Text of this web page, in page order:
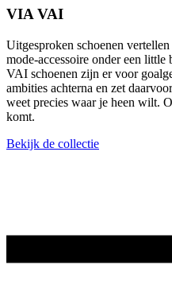
VIA VAI
Uitgesproken schoenen
mode-accessoire onder een
VAI schoenen zijn er voor
ambities achterna en zet
weet precies waar je heen wilt.
komt.
Bekijk de collectie